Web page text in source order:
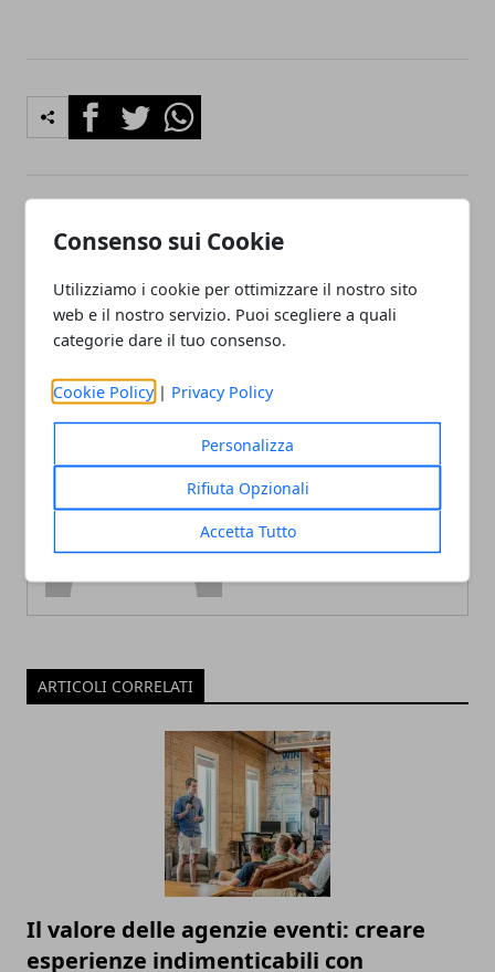
Consenso sui Cookie
Utilizziamo i cookie per ottimizzare il nostro sito
web e il nostro servizio. Puoi scegliere a quali
categorie dare il tuo consenso.
Cookie Policy | Privacy Policy
Personalizza
Rifiuta Opzionali
Accetta Tutto
FacebookTwitterWhatsapp
Assistenza e manutenzione
elettrodomestici bosch
sesto san giovanni
ARTICOLI CORRELATI
Il valore delle agenzie eventi: creare
esperienze indimenticabili con